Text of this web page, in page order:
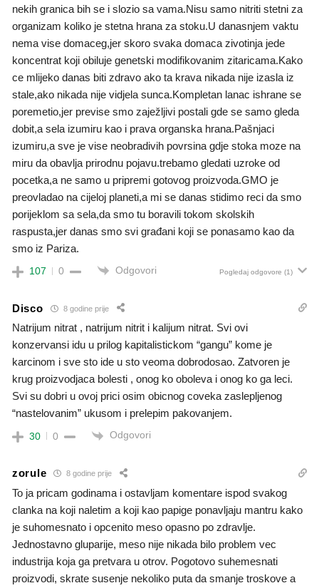
nekih granica bih se i slozio sa vama.Nisu samo nitriti stetni za
organizam koliko je stetna hrana za stoku.U danasnjem vaktu
nema vise domaceg,jer skoro svaka domaca zivotinja jede
koncentrat koji obiluje genetski modifikovanim zitaricama.Kako
ce mlijeko danas biti zdravo ako ta krava nikada nije izasla iz
stale,ako nikada nije vidjela sunca.Kompletan lanac ishrane se
poremetio,jer previse smo zaježljivi postali gde se samo gleda
dobit,a sela izumiru kao i prava organska hrana.Pašnjaci
izumiru,a sve je vise neobradivih povrsina gdje stoka moze na
miru da obavlja prirodnu pojavu.trebamo gledati uzroke od
pocetka,a ne samo u pripremi gotovog proizvoda.GMO je
preovladao na cijeloj planeti,a mi se danas stidimo reci da smo
porijeklom sa sela,da smo tu boravili tokom skolskih
raspusta,jer danas smo svi građani koji se ponasamo kao da
smo iz Pariza.
107 0 Odgovori Pogledaj odgovore (1)
Disco 8 godine prije
Natrijum nitrat , natrijum nitrit i kalijum nitrat. Svi ovi
konzervansi idu u prilog kapitalistickom “gangu” kome je
karcinom i sve sto ide u sto veoma dobrodosao. Zatvoren je
krug proizvodjaca bolesti , onog ko oboleva i onog ko ga leci.
Svi su dobri u ovoj prici osim obicnog coveka zaslepljenog
“nastelovanim” ukusom i prelepim pakovanjem.
30 0 Odgovori
zorule 8 godine prije
To ja pricam godinama i ostavljam komentare ispod svakog
clanka na koji naletim a koji kao papige ponavljaju mantru kako
je suhomesnato i opcenito meso opasno po zdravlje.
Jednostavno gluparije, meso nije nikada bilo problem vec
industrija koja ga pretvara u otrov. Pogotovo suhemesnati
proizvodi, skrate susenje nekoliko puta da smanje troskove a